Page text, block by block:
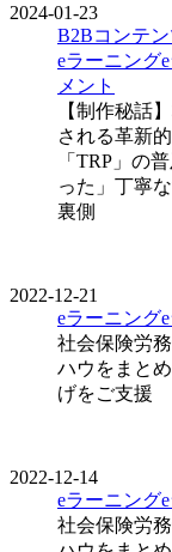
2024-01-23
B2Bコンテ
eラーニング
メント
【制作秘話
される革新
「TRP」の
った」丁寧
裏側
2022-12-21
eラーニング
社会保険労
ハウをまと
げをご支援
2022-12-14
eラーニング
社会保険労